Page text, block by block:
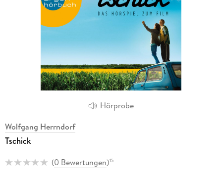
Hörprobe
Wolfgang Herrndorf
Tschick
(0 Bewertungen)15